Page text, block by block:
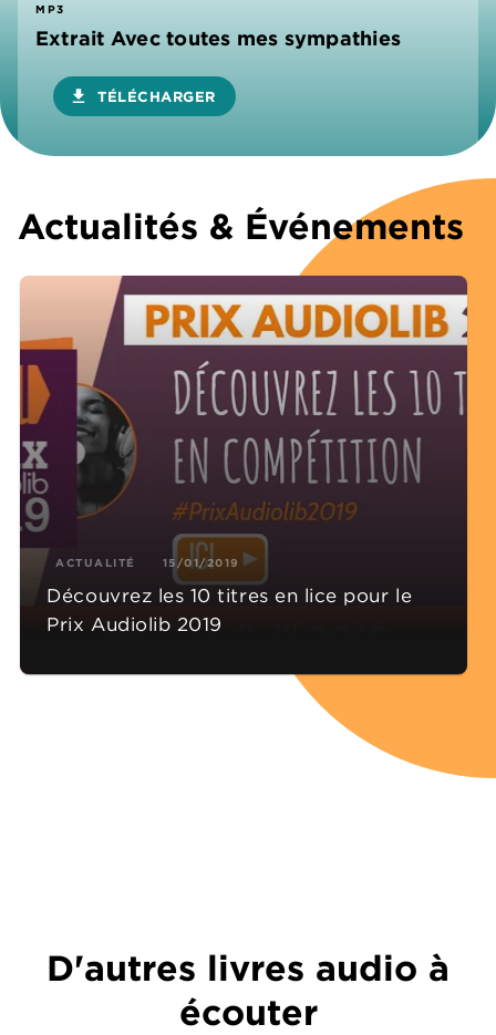
MP3
Extrait Avec toutes mes sympathies
download TÉLÉCHARGER
Actualités & Événements
ACTUALITÉ 15/01/2019
Découvrez les 10 titres en lice pour le
Prix Audiolib 2019
D'autres livres audio à
écouter